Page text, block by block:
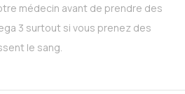
médecin avant de prendre des
3 surtout si vous prenez des
le sang.